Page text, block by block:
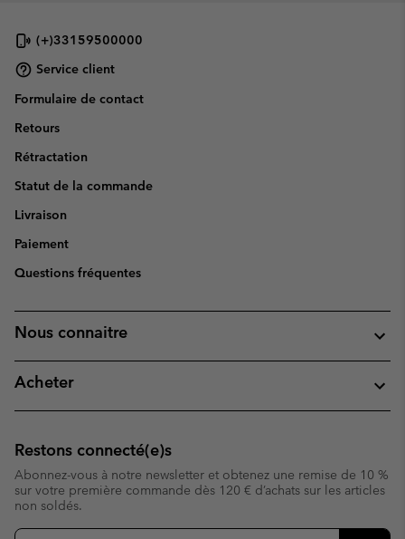
(+)33159500000
Service client
Formulaire de contact
Retours
Rétractation
Statut de la commande
Livraison
Paiement
Questions fréquentes
Nous connaitre
Acheter
Restons connecté(e)s
Abonnez-vous à notre newsletter et obtenez une remise de 10 %
sur votre première commande dès 120 € d’achats sur les articles
non soldés.